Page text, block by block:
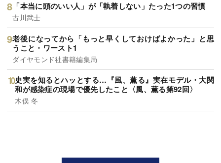
「本当に頭のいい人」が「執着しない」たった1つの習慣
古川武士
老後になってから「もっと早くしておけばよかった」と思
うこと・ワースト1
ダイヤモンド社書籍編集局
史実を知るとハッとする…『風、薫る』実在モデル・大関
和が感染症の現場で優先したこと〈風、薫る第92回〉
木俣 冬